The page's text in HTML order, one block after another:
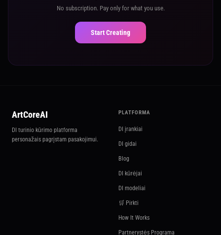
No subscription. Pay only for what you use.
Start Creating
ArtCoreAI
DI turinio kūrimo platforma
personažais pagrįstam pasakojimui.
PLATFORMA
DI įrankiai
DI gidai
Blog
DI kūrėjai
DI modeliai
🛒 Pirkti
How It Works
Partnerystės Programa